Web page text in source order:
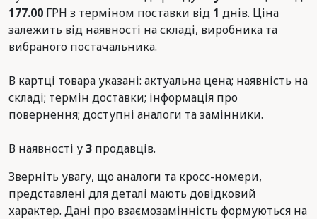
177.00 ГРН з терміном поставки від 1 днів. Ціна
залежить від наявності на складі, виробника та
вибраного постачальника.
В картці товара указані: актуальна цена; наявність на
складі; термін доставки; інформація про
повернення; доступні аналоги та замінники.
В наявності у3 продавців.
Зверніть увагу, що аналоги та кросс-номери,
представлені для деталі мають довідковий
характер. Дані про взаємозамінність формуються на